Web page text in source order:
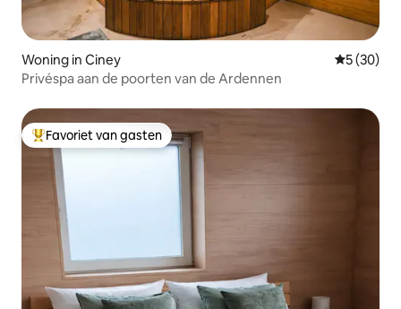
Woning in Ciney
5 (30)
Privéspa aan de poorten van de Ardennen
Topfavoriet van gasten
Favoriet van gasten